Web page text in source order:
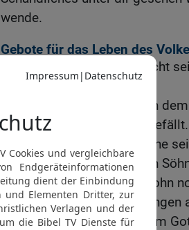
wende.
Gebote für das Leben des
Du sollst den Knecht nicht
ihm zu dir geflüchtet ist.
Er soll bei dir bleiben an
deiner Städte, wo es ihm
Es soll keine Tempeldirne
kein Tempelhurer unter den
19 Du sollst keinen Hurenlohn
HERRN, deines Gottes,
das ist dem HERRN, deinem